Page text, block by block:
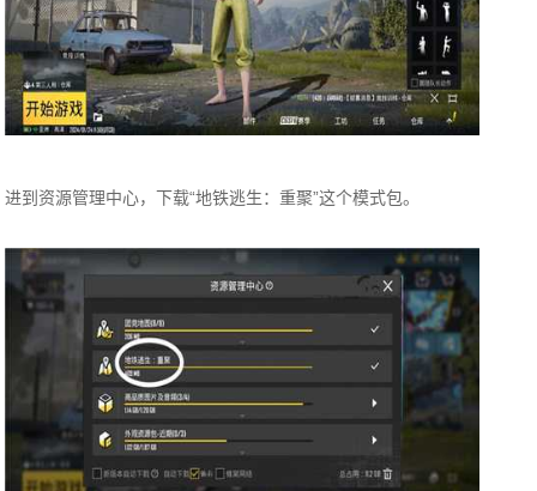
进到资源管理中心，下载“地铁逃生：重聚”这个模式包。